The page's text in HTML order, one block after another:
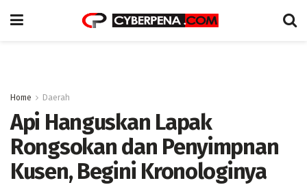
Home Daerah
Api Hanguskan Lapak
Rongsokan dan Penyimpnan
Kusen, Begini Kronologinya